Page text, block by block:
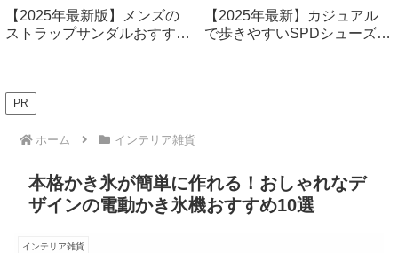
【2025年最新版】メンズの
ストラップサンダルおすすめ
【2025年最新】カジュアル
で歩きやすいSPDシューズ厳
PR
ホーム インテリア雑貨
本格かき氷が簡単に作れる！おしゃれなデ
ザインの電動かき氷機おすすめ10選
インテリア雑貨